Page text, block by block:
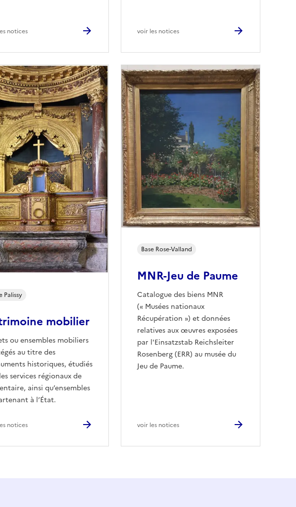
notices voir les notices
mobilier
ou ensembles mobiliers
au titre des
historiques, étudiés
services régionaux de
ainsi qu’ensembles
à l’État.
Palissy
notices
MNR-Jeu de Paume
Catalogue des biens MNR
(« Musées nationaux
Récupération ») et données
relatives aux œuvres exposées
par l'Einsatzstab Reichsleiter
Rosenberg (ERR) au musée du
Jeu de Paume.
Base Rose-Valland
voir les notices